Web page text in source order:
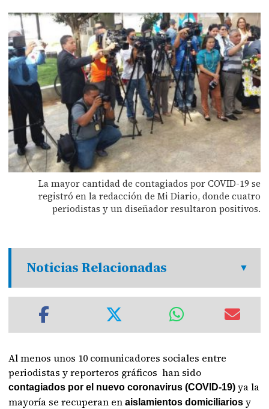
La mayor cantidad de contagiados por COVID-19 se
registró en la redacción de Mi Diario, donde cuatro
periodistas y un diseñador resultaron positivos.
Noticias Relacionadas
Al menos unos 10 comunicadores sociales entre
periodistas y reporteros gráficos han sido
contagiados por el nuevo coronavirus (COVID-19) ya la
mayoría se recuperan enaislamientos domiciliarios y